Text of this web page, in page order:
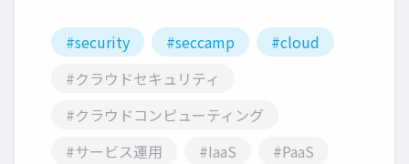
#security #seccamp
#cloud
#クラウドセキュリティ
#クラウドコンピューティング
#サービス運用
#IaaS #PaaS